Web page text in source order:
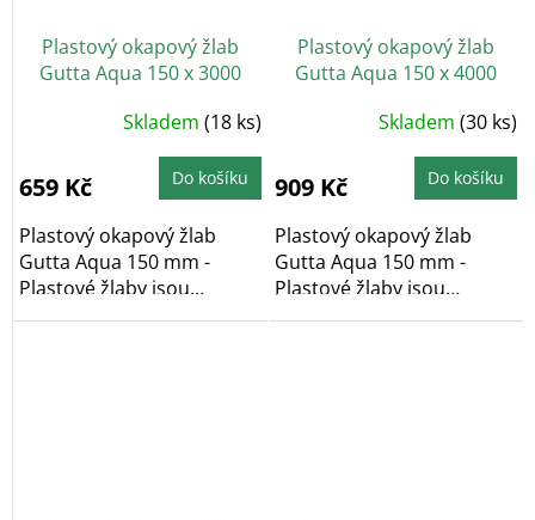
Plastový okapový žlab
Gutta Aqua 150 x 3000
Průměrné
hodnocení
5,0
z
hvězdiček.
Skladem(18 ks)
659 Kč Do košíku
Plastový okapový žlab
Gutta Aqua 150 mm -
Plastové žlaby jsou
bezúdržbové a
Plastový okapový žlab
Gutta Aqua 150 x 4000
Skladem (30 ks)
909 Kč Do košíku
Plastový okapový žlab
Gutta Aqua 150 mm -
Plastové žlaby jsou
bezúdržbové a